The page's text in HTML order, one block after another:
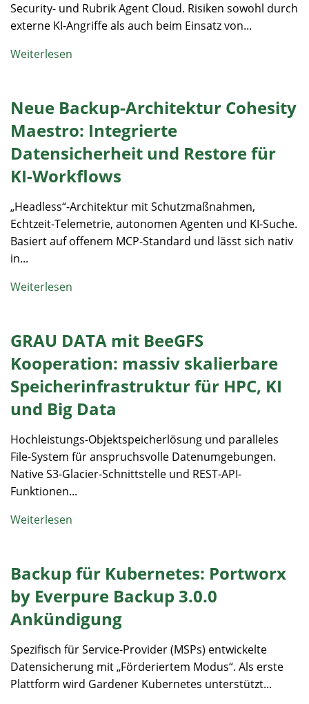
Security- und Rubrik Agent Cloud. Risiken sowohl durch
externe KI-Angriffe als auch beim Einsatz von...
Weiterlesen
Neue Backup-Architektur Cohesity
Maestro: Integrierte
Datensicherheit und Restore für
KI-Workflows
„Headless“-Architektur mit Schutzmaßnahmen,
Echtzeit-Telemetrie, autonomen Agenten und KI-Suche.
Basiert auf offenem MCP-Standard und lässt sich nativ
in...
Weiterlesen
GRAU DATA mit BeeGFS
Kooperation: massiv skalierbare
Speicherinfrastruktur für HPC, KI
und Big Data
Hochleistungs-Objektspeicherlösung und paralleles
File-System für anspruchsvolle Datenumgebungen.
Native S3-Glacier-Schnittstelle und REST-API-
Funktionen...
Weiterlesen
Backup für Kubernetes: Portworx
by Everpure Backup 3.0.0
Ankündigung
Spezifisch für Service-Provider (MSPs) entwickelte
Datensicherung mit „Förderiertem Modus“. Als erste
Plattform wird Gardener Kubernetes unterstützt...